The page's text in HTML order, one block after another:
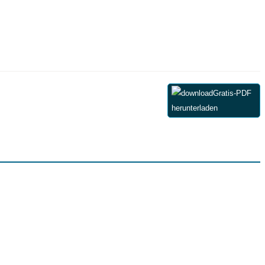
Gratis-PDF
herunterladen